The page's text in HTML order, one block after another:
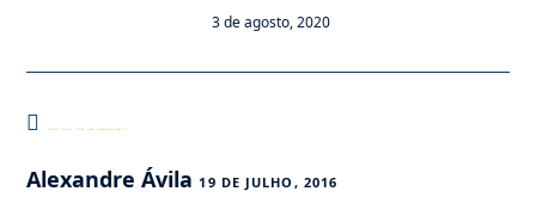
3 de agosto, 2020
Este post tem um comentário
Alexandre Ávila19 DE JULHO, 2016